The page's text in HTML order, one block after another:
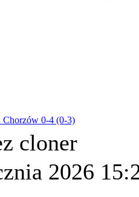
Chorzów 0-4 (0-3)
cloner
2026